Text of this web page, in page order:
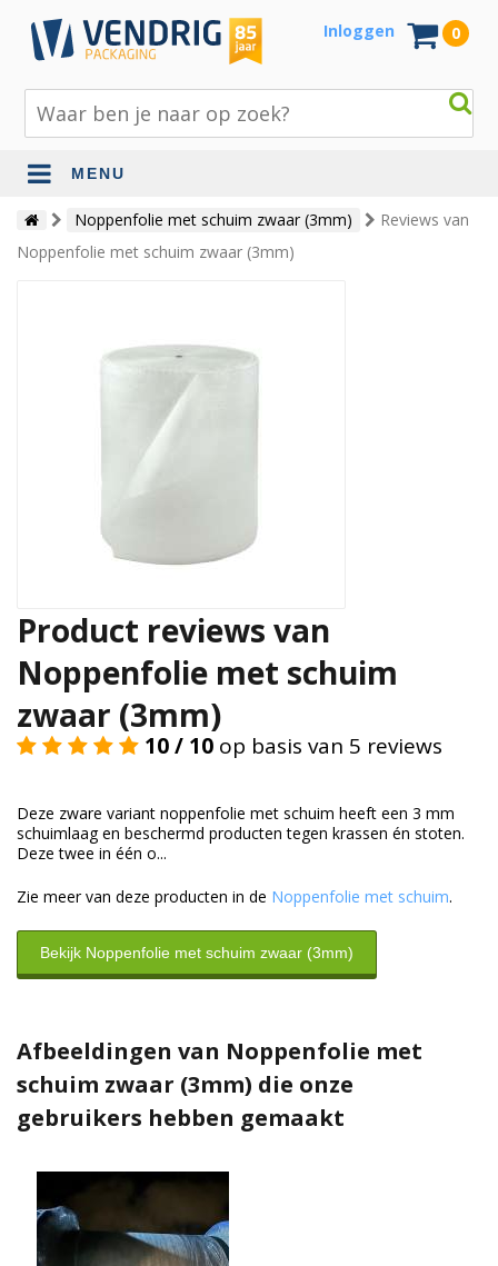
Inloggen 0
MENU
Beschermingsmateriaal
Bouw- en tuinmaterialen
Jute en lopers
Verhuismaterialen
Bedrukte verpakkingen
Noppenfolie met schuim zwaar (3mm)
Reviews van
Noppenfolie met schuim zwaar (3mm)
Product reviews van
Noppenfolie met schuim
zwaar (3mm)
10 / 10 op basis van 5 reviews
Deze zware variant noppenfolie met schuim heeft een 3 mm
schuimlaag en beschermd producten tegen krassen én stoten.
Deze twee in één o...
Zie meer van deze producten in de Noppenfolie met schuim.
Bekijk Noppenfolie met schuim zwaar (3mm)
Afbeeldingen van Noppenfolie met
schuim zwaar (3mm) die onze
gebruikers hebben gemaakt